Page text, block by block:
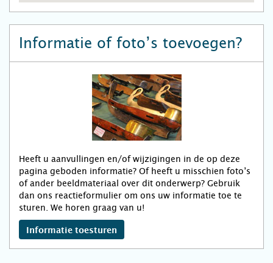
Informatie of foto’s toevoegen?
Heeft u aanvullingen en/of wijzigingen in de op deze
pagina geboden informatie? Of heeft u misschien foto’s
of ander beeldmateriaal over dit onderwerp? Gebruik
dan ons reactieformulier om ons uw informatie toe te
sturen. We horen graag van u!
Informatie toesturen